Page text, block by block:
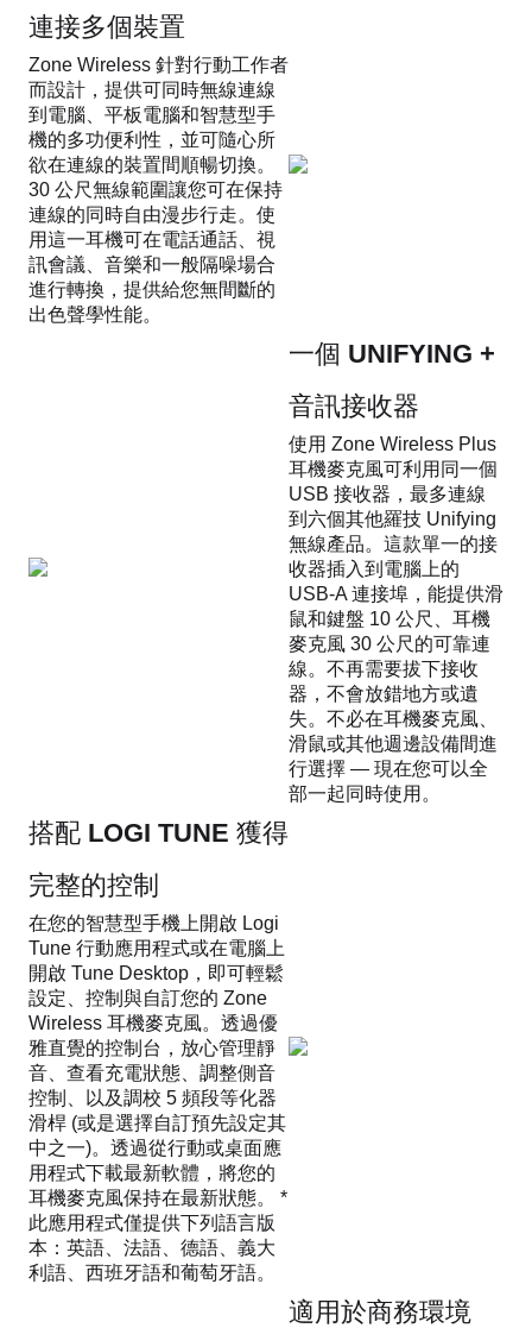
連接多個裝置
Zone Wireless 針對行動工作者
而設計，提供可同時無線連線
到電腦、平板電腦和智慧型手
機的多功便利性，並可隨心所
欲在連線的裝置間順暢切換。
30 公尺無線範圍讓您可在保持
連線的同時自由漫步行走。使
用這一耳機可在電話通話、視
訊會議、音樂和一般隔噪場合
進行轉換，提供給您無間斷的
出色聲學性能。
一個 UNIFYING +
音訊接收器
使用 Zone Wireless Plus
耳機麥克風可利用同一個
USB 接收器，最多連線
到六個其他羅技 Unifying
無線產品。這款單一的接
收器插入到電腦上的
USB-A 連接埠，能提供滑
鼠和鍵盤 10 公尺、耳機
麥克風 30 公尺的可靠連
線。不再需要拔下接收
器，不會放錯地方或遺
失。不必在耳機麥克風、
滑鼠或其他週邊設備間進
行選擇 — 現在您可以全
部一起同時使用。
搭配 LOGI TUNE 獲得
完整的控制
在您的智慧型手機上開啟 Logi
Tune 行動應用程式或在電腦上
開啟 Tune Desktop，即可輕鬆
設定、控制與自訂您的 Zone
Wireless 耳機麥克風。透過優
雅直覺的控制台，放心管理靜
音、查看充電狀態、調整側音
控制、以及調校 5 頻段等化器
滑桿 (或是選擇自訂預先設定其
中之一)。透過從行動或桌面應
用程式下載最新軟體，將您的
耳機麥克風保持在最新狀態。
*
此應用程式僅提供下列語言版
本：英語、法語、德語、義大
利語、西班牙語和葡萄牙語。
適用於商務環境